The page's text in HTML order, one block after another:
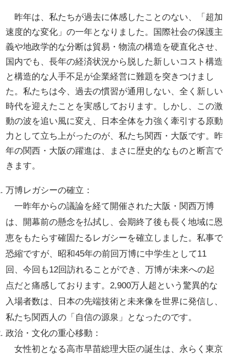
昨年は、私たちが過去に体感したことのない、「超加
速度的な変化」の一年となりました。国際社会の保護主
義や地政学的な分断は貿易・物流の構造を硬直化させ、
国内でも、長年の経済状況から脱した新しいコスト構造
と構造的な人手不足が企業経営に難題を突きつけまし
た。私たちは今、過去の慣習が通用しない、全く新しい
時代を迎えたことを実感しております。しかし、この激
動の波を追い風に変え、日本全体を力強く牽引する原動
力として立ち上がったのが、私たち関西・大阪です。昨
年の関西・大阪の躍進は、まさに歴史的なものと断言で
きます。
万博レガシーの確立：
一昨年からの議論を経て開催された大阪・関西万博
は、開幕前の懸念を払拭し、会期終了後も長く地域に恩
恵をもたらす確固たるレガシーを確立しました。私事で
恐縮ですが、昭和45年の前回万博に中学生として11
回、今回も12回訪れることができ、万博が未来への起
点だと痛感しております。2,900万人超という驚異的な
入場者数は、日本の先端技術と未来像を世界に発信し、
私たち関西人の「自信の源泉」となったのです。
政治・文化の重心移動：
女性初となる高市早苗総理大臣の誕生は、永らく東京